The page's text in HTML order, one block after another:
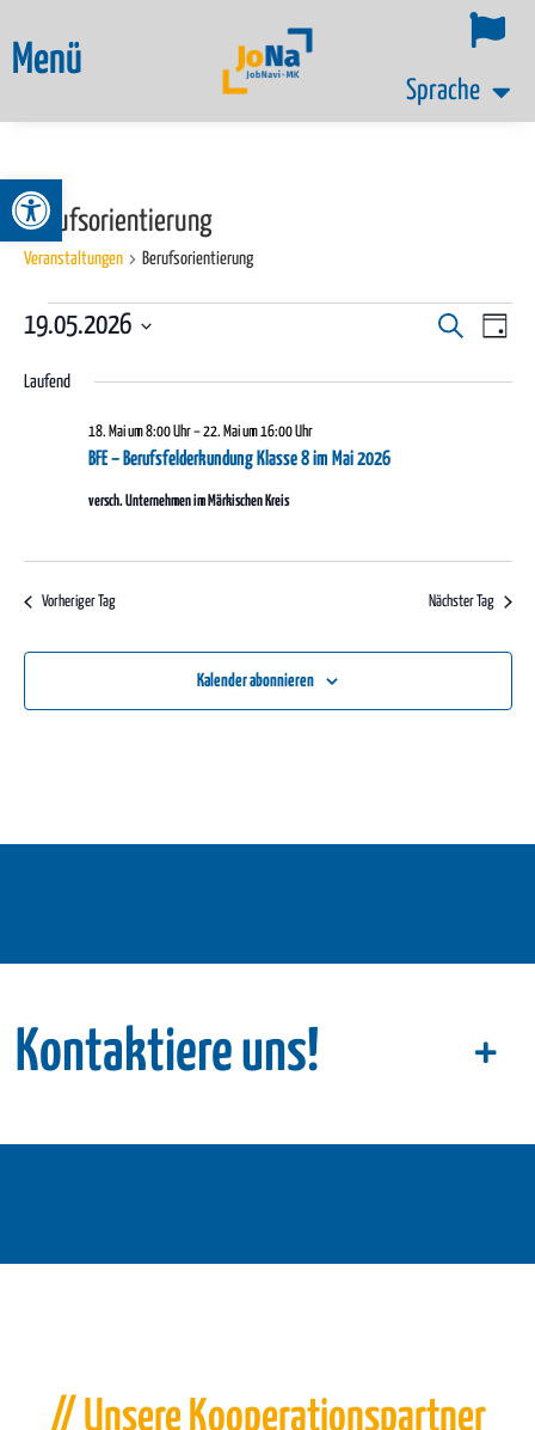
Werkzeugleiste öffnen
Menü
Sprache
Berufsorientierung
Veranstaltungen Berufsorientierung
Suche
Suche
Tag
19.05.2026
wählen.
Laufend
BFE – Berufsfelderkundung Klasse 8 im Mai 2026
18. Mai um 8:00 Uhr–22. Mai um 16:00 Uhr
versch. Unternehmen im Märkischen Kreis
Vorheriger Tag Nächster Tag
Kalender abonnieren
Kontaktiere uns!
// Unsere Kooperationspartner